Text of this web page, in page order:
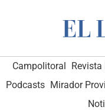
Campolitoral
Podcasts Mirador